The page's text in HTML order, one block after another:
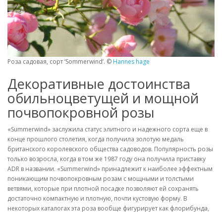
Роза садовая, сорт ‘Sommerwind’. © Hannes hage
Декоративные достоинства
обильноцветущей и мощной
почвопокровной розы
«Summerwind» заслужила статус элитного и надежного сорта еще в
конце прошлого столетия, когда получила золотую медаль
британского королевского общества садоводов. Популярность розы
только возросла, когда в том же 1987 году она получила приставку
ADR в названии. «Summerwind» принадлежит к наиболее эффектным
поникающим почвопокровным розам с мощными и толстыми
ветвями, которые при плотной посадке позволяют ей сохранять
достаточно компактную и плотную, почти кустовую форму. В
некоторых каталогах эта роза вообще фигурирует как флорибунда,